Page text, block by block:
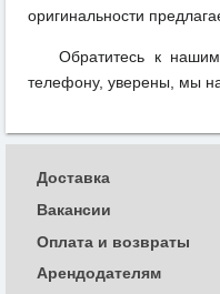
оригинальности
Обратитесь к
телефону, уверены, мы
Доставка
Вакансии
Оплата и возвраты
Арендодателям